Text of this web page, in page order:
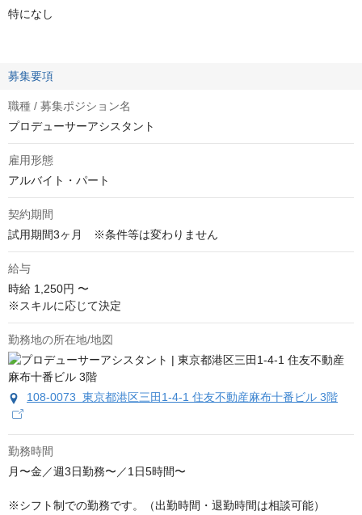
特になし
募集要項
職種 / 募集ポジション名
プロデューサーアシスタント
雇用形態
アルバイト・パート
契約期間
試用期間3ヶ月　※条件等は変わりません
給与
時給 1,250円 〜
※スキルに応じて決定
勤務地の所在地/地図
108-0073 東京都港区三田1-4-1 住友不動産麻布十番ビル 3階
勤務時間
月〜金／週3日勤務〜／1日5時間〜
※シフト制での勤務です。（出勤時間・退勤時間は相談可能）